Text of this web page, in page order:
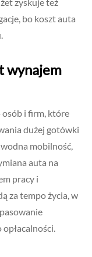
bo koszt auta
wynajem
i firm, które
dużej gotówki
mobilność,
auta na
pracy i
za tempo życia, w